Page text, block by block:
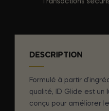
Transactions
DESCRIPTION
Formulé à partir
qualité, ID Glide est un
conçu pour améliorer